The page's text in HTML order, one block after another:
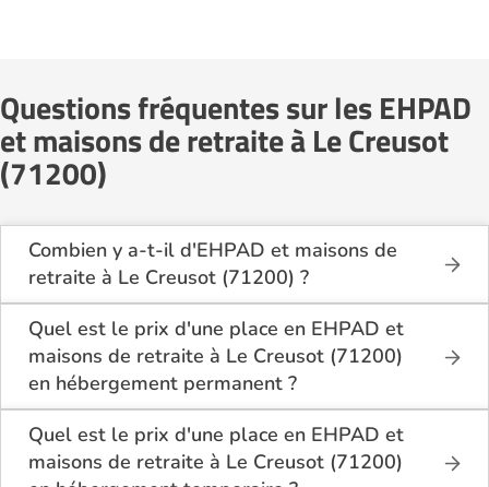
Questions fréquentes sur les EHPAD
et maisons de retraite à Le Creusot
(71200)
Combien y a-t-il d'EHPAD et maisons de
retraite à Le Creusot (71200) ?
Sur le site Logement-seniors.com, on recense
actuellement 6 EHPAD et maisons de retraite à Le
Creusot (71200).
Quel est le prix d'une place en EHPAD et
maisons de retraite à Le Creusot (71200)
en hébergement permanent ?
En hébergement permanent, le coût d'une chambre
simple en EHPAD et maisons de retraite à Le
Creusot (71200) se situe entre 1 800€ et 2 370€
par mois.
Quel est le prix d'une place en EHPAD et
maisons de retraite à Le Creusot (71200)